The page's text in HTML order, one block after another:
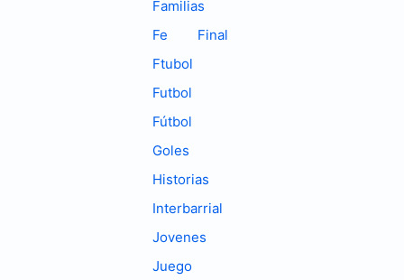
Familias
Fe
Final
Ftubol
Futbol
Fútbol
Goles
Historias
Interbarrial
Jovenes
Juego